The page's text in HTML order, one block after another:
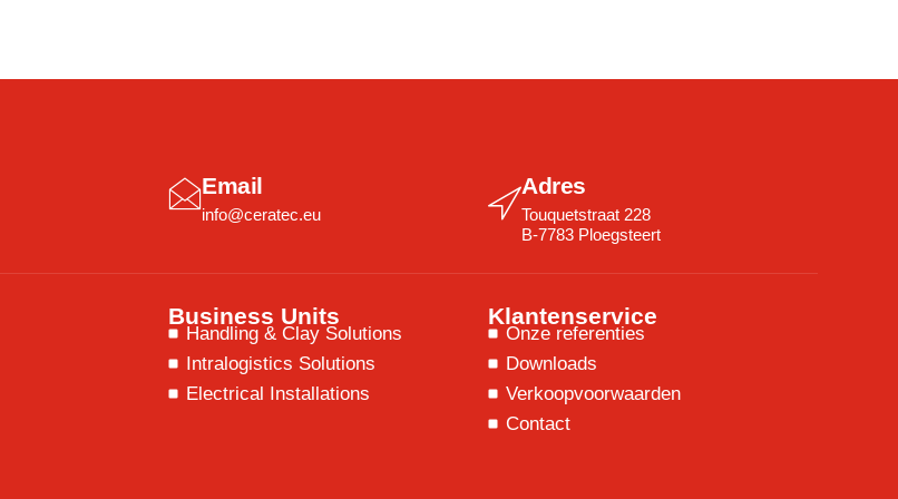
Email
info@ceratec.eu
Adres
Touquetstraat 228
B-7783 Ploegsteert
Business Units
Handling & Clay Solutions
Intralogistics Solutions
Electrical Installations
Klantenservice
Onze referenties
Downloads
Verkoopvoorwaarden
Contact